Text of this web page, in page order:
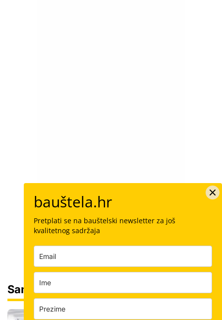
Sam svoj majstor
Ovo je cijena kvadrata krečenja, znamo
bauštela.hr
Pretplati se na bauštelski newsletter za još
kvalitetnog sadržaja